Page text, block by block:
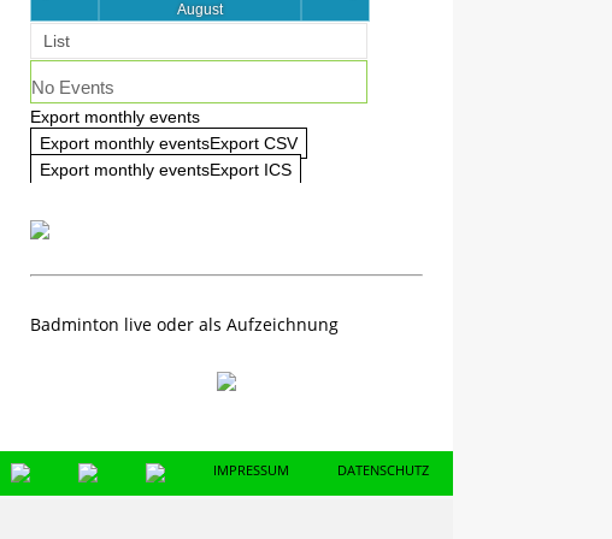
August
List
No Events
Export monthly events
Export monthly eventsExport CSV
Export monthly eventsExport ICS
Badminton live oder als Aufzeichnung
IMPRESSUM DATENSCHUTZ